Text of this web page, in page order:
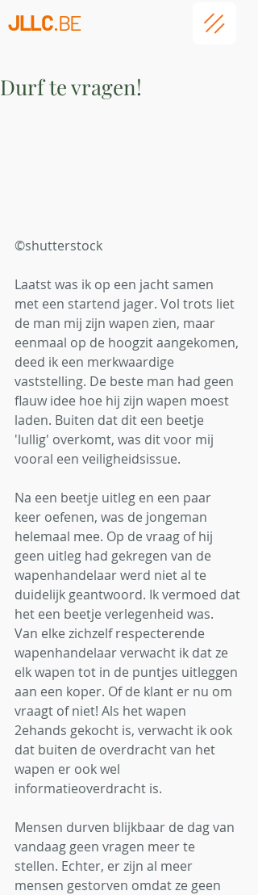
JLLC.BE
Durf te vragen!
©shutterstock
Laatst was ik op een jacht samen
met een startend jager. Vol trots liet
de man mij zijn wapen zien, maar
eenmaal op de hoogzit aangekomen,
deed ik een merkwaardige
vaststelling. De beste man had geen
flauw idee hoe hij zijn wapen moest
laden. Buiten dat dit een beetje
'lullig' overkomt, was dit voor mij
vooral een veiligheidsissue.
Na een beetje uitleg en een paar
keer oefenen, was de jongeman
helemaal mee. Op de vraag of hij
geen uitleg had gekregen van de
wapenhandelaar werd niet al te
duidelijk geantwoord. Ik vermoed dat
het een beetje verlegenheid was.
Van elke zichzelf respecterende
wapenhandelaar verwacht ik dat ze
elk wapen tot in de puntjes uitleggen
aan een koper. Of de klant er nu om
vraagt of niet! Als het wapen
2ehands gekocht is, verwacht ik ook
dat buiten de overdracht van het
wapen er ook wel
informatieoverdracht is.
Mensen durven blijkbaar de dag van
vandaag geen vragen meer te
stellen. Echter, er zijn al meer
mensen gestorven omdat ze geen